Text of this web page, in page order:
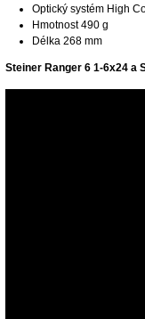
Optický systém High
Hmotnost 490 g
Délka 268 mm
Steiner Ranger 6 1-6x24 a